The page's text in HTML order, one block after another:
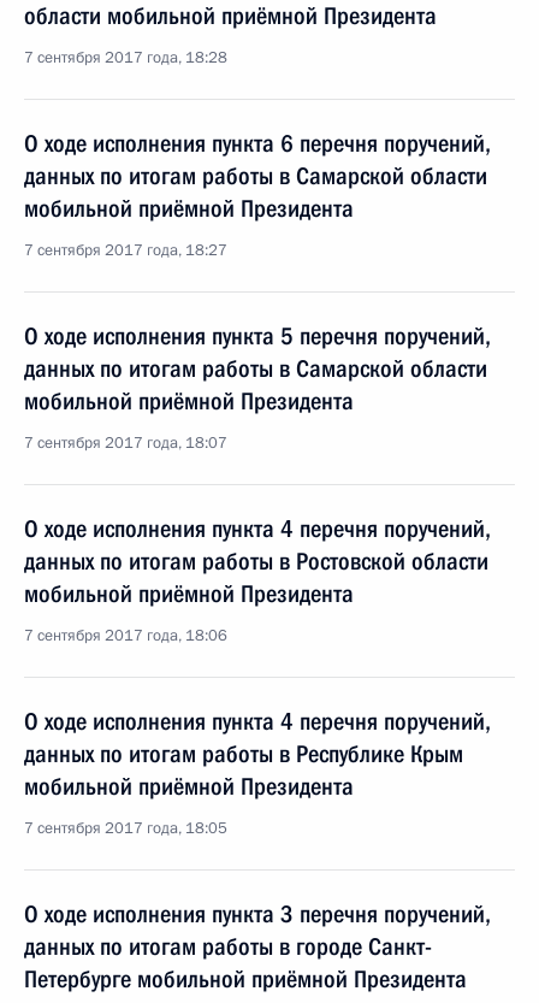
области мобильной приёмной Президента
7 сентября 2017 года, 18:28
О ходе исполнения пункта 6 перечня поручений,
данных по итогам работы в Самарской области
мобильной приёмной Президента
7 сентября 2017 года, 18:27
О ходе исполнения пункта 5 перечня поручений,
данных по итогам работы в Самарской области
мобильной приёмной Президента
7 сентября 2017 года, 18:07
О ходе исполнения пункта 4 перечня поручений,
данных по итогам работы в Ростовской области
мобильной приёмной Президента
7 сентября 2017 года, 18:06
О ходе исполнения пункта 4 перечня поручений,
данных по итогам работы в Республике Крым
мобильной приёмной Президента
7 сентября 2017 года, 18:05
О ходе исполнения пункта 3 перечня поручений,
данных по итогам работы в городе Санкт-
Петербурге мобильной приёмной Президента